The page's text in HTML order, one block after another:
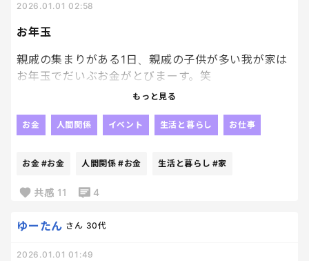
お年玉
2026.01.01 02:58
親戚の集まりがある1日、親戚の子供が多い我が家は
お年玉でだいぶお金がとびまーす。笑
いいんだけどさ。笑
子供達の年齢が上がってく度に金額も比例して上が
もっと見る
お金 人間関係 イベント 生活と暮らし お仕事
お金 #お金 人間関係 #お金 生活と暮らし #家
共感 11 4
ゆーたん さん 30代
2026.01.01 01:49